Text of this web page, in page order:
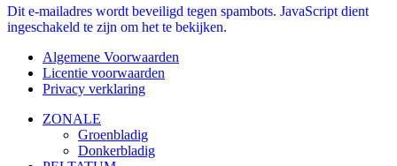
Dit e-mailadres wordt beveiligd tegen spambots. JavaScript dient
ingeschakeld te zijn om het te bekijken.
Algemene Voorwaarden
Licentie voorwaarden
Privacy verklaring
ZONALE
Groenbladig
Donkerbladig